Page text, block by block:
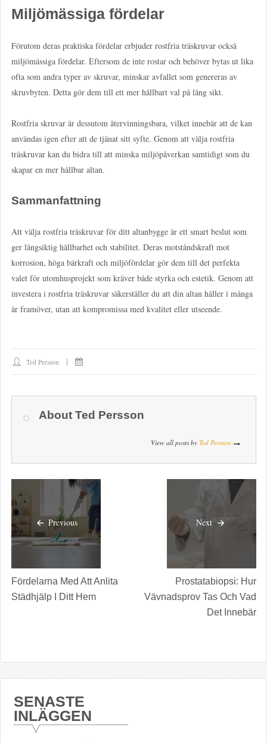
Miljömässiga fördelar
Förutom deras praktiska fördelar erbjuder rostfria träskruvar också
miljömässiga fördelar. Eftersom de inte rostar och behöver bytas ut lika
ofta som andra typer av skruvar, minskar avfallet som genereras av
skruvbyten. Detta gör dem till ett mer hållbart val på lång sikt.
Rostfria skruvar är dessutom återvinningsbara, vilket innebär att de kan
användas igen efter att de tjänat sitt syfte. Genom att välja rostfria
träskruvar kan du bidra till att minska miljöpåverkan samtidigt som du
skapar en mer hållbar altan.
Sammanfattning
Att välja rostfria träskruvar för ditt altanbygge är ett smart beslut som
ger långsiktig hållbarhet och stabilitet. Deras motståndskraft mot
korrosion, höga bärkraft och miljöfördelar gör dem till det perfekta
valet för utomhusprojekt som kräver både styrka och estetik. Genom att
investera i rostfria träskruvar säkerställer du att din altan håller i många
år framöver, utan att kompromissa med kvalitet eller utseende.
Ted Persson
About Ted Persson
View all posts by Ted Persson
Previous
Fördelarna Med Att Anlita
Städhjälp I Ditt Hem
Next
Prostatabiopsi: Hur
Vävnadsprov Tas Och Vad
Det Innebär
SENASTE
INLÄGGEN